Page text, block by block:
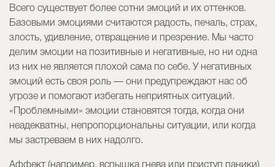
Всего существует более сотни эмоций и их оттенков.
Базовыми эмоциями считаются радость, печаль, страх,
злость, удивление, отвращение и презрение. Мы часто
делим эмоции на позитивные и негативные, но ни одна
из них не является плохой сама по себе. У негативных
эмоций есть своя роль — они предупреждают нас об
угрозе и помогают избегать неприятных ситуаций.
«Проблемными» эмоции становятся тогда, когда они
неадекватны, непропорциональны ситуации, или когда
мы застреваем в них надолго.
Аффект (например, вспышка гнева или приступ паники)